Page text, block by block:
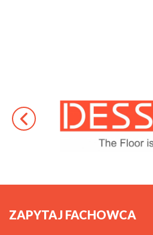
ZAPYTAJ FACHOWCA